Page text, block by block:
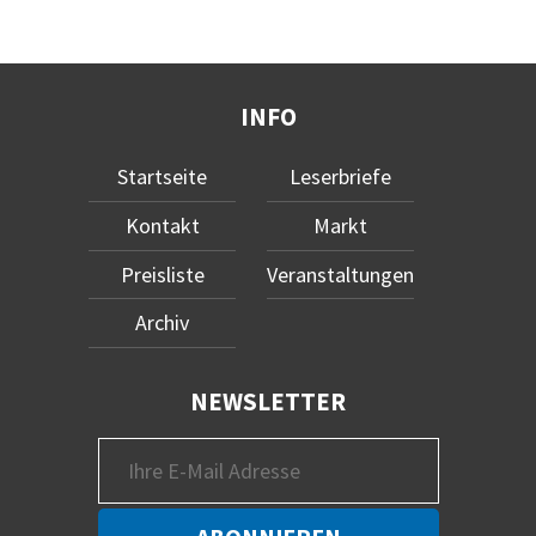
INFO
Startseite
Kontakt
Preisliste
Archiv
Leserbriefe
Markt
Veranstaltungen
NEWSLETTER